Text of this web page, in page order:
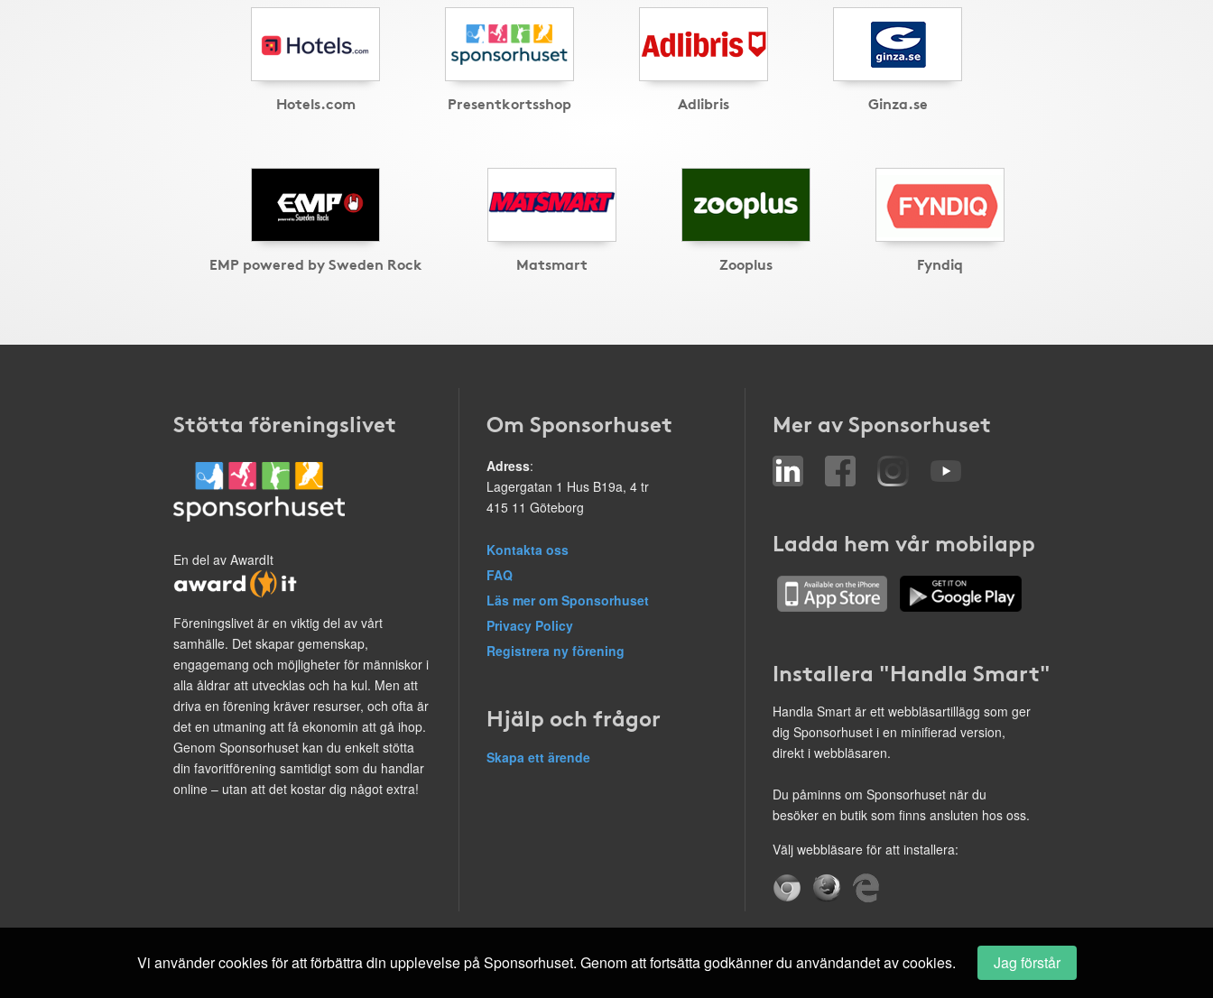
Hotels.com Presentkortsshop Adlibris Ginza.se
EMP powered by Sweden Rock Matsmart Zooplus Fyndiq
Stötta föreningslivet
En del av AwardIt
Föreningslivet är en viktig del av vårt
samhälle. Det skapar gemenskap,
engagemang och möjligheter för människor i
alla åldrar att utvecklas och ha kul. Men att
driva en förening kräver resurser, och ofta är
det en utmaning att få ekonomin att gå ihop.
Genom Sponsorhuset kan du enkelt stötta
din favoritförening samtidigt som du handlar
online – utan att det kostar dig något extra!
Om Sponsorhuset
Adress:
Lagergatan 1 Hus B19a, 4 tr
415 11 Göteborg
Kontakta oss
FAQ
Läs mer om Sponsorhuset
Privacy Policy
Registrera ny förening
Hjälp och frågor
Skapa ett ärende
Mer av Sponsorhuset
Ladda hem vår mobilapp
Installera "Handla Smart"
Handla Smart är ett webbläsartillägg som ger
dig Sponsorhuset i en minifierad version,
direkt i webbläsaren.
Du påminns om Sponsorhuset när du
besöker en butik som finns ansluten hos oss.
Välj webbläsare för att installera:
Vi använder cookies för att förbättra din upplevelse på Sponsorhuset. Genom att fortsätta godkänner du användandet av cookies. Jag förstår